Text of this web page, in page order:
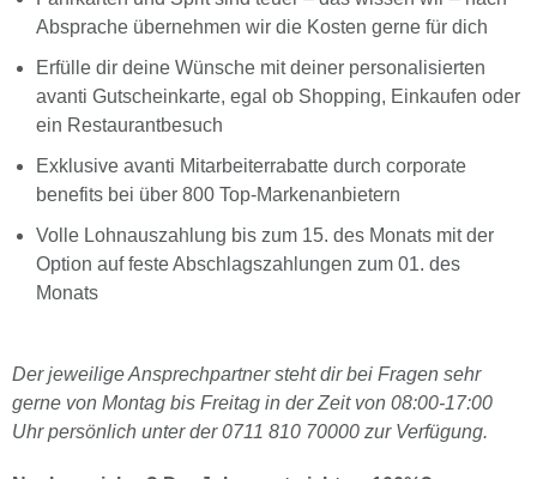
Absprache übernehmen wir die Kosten gerne für dich
Erfülle dir deine Wünsche mit deiner personalisierten
avanti Gutscheinkarte, egal ob Shopping, Einkaufen oder
ein Restaurantbesuch
Exklusive avanti Mitarbeiterrabatte durch corporate
benefits bei über 800 Top-Markenanbietern
Volle Lohnauszahlung bis zum 15. des Monats mit der
Option auf feste Abschlagszahlungen zum 01. des
Monats
Der jeweilige Ansprechpartner steht dir bei Fragen sehr
gerne von Montag bis Freitag in der Zeit von 08:00-17:00
Uhr persönlich unter der 0711 810 70000 zur Verfügung.